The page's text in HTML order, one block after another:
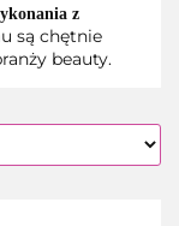
z
są chętnie
beauty.